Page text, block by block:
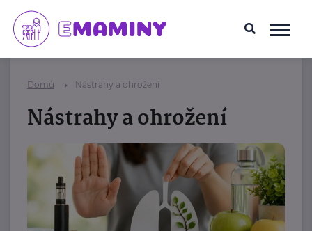
Domů Nástrahy a ohrožení
Nástrahy a ohrožení